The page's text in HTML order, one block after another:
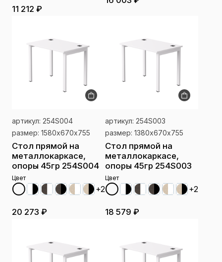
11 212 ₽
артикул: 254S004
размер: 1580х670x755
Стол прямой на
металлокаркасе,
опоры 45гр 254S004
Цвет
+2
20 273 ₽
артикул: 254S003
размер: 1380х670x755
Стол прямой на
металлокаркасе,
опоры 45гр 254S003
Цвет
+2
18 579 ₽